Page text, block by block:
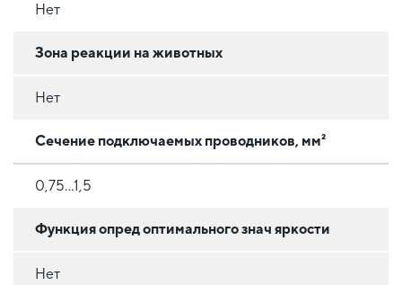
Нет
Зона реакции на животных
Нет
Сечение подключаемых проводников, мм²
0,75...1,5
Функция опред оптимального знач яркости
Нет